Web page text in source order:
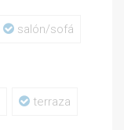
salón/sofá
terraza